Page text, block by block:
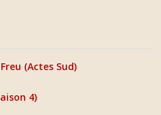
(Actes Sud)
4)